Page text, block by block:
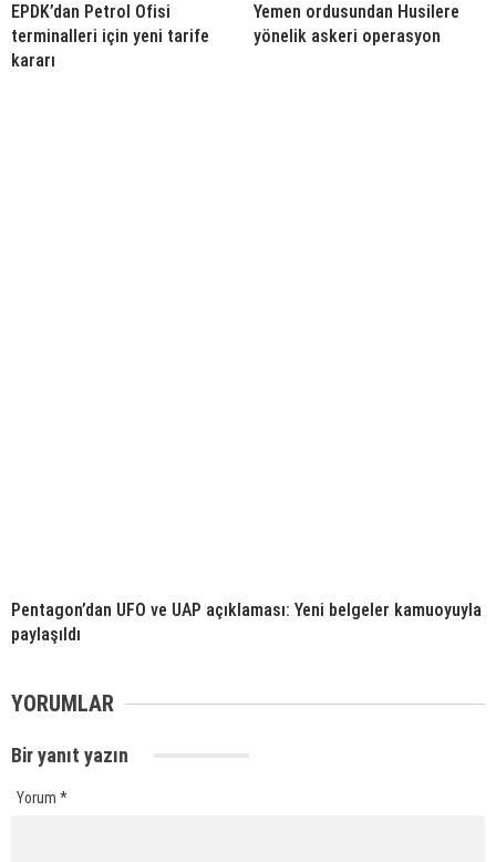
EPDK’dan Petrol Ofisi
terminalleri için yeni tarife
kararı
Yemen ordusundan Husilere
yönelik askeri operasyon
Pentagon’dan UFO ve UAP açıklaması: Yeni belgeler kamuoyuyla
paylaşıldı
YORUMLAR
Bir yanıt yazın
Yorum *